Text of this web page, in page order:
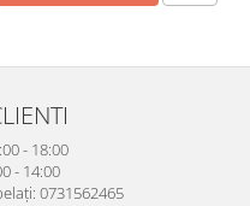
- 18:00
- 14:00
0731562465